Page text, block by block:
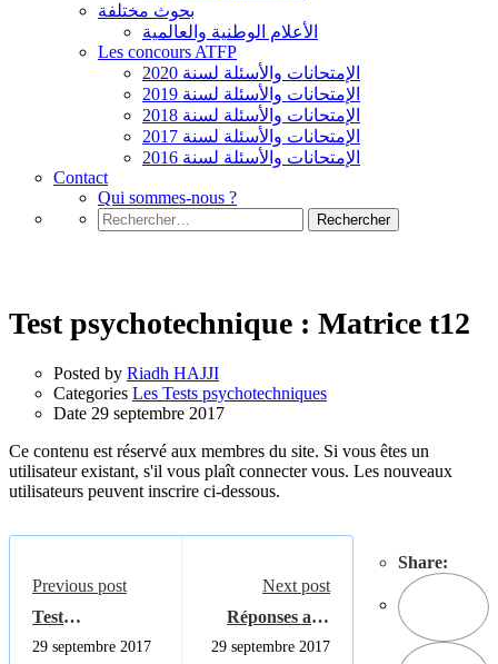
بحوث مختلفة
الأعلام الوطنية والعالمية
Les concours ATFP
الإمتحانات والأسئلة لسنة 2020
الإمتحانات والأسئلة لسنة 2019
الإمتحانات والأسئلة لسنة 2018
الإمتحانات والأسئلة لسنة 2017
الإمتحانات والأسئلة لسنة 2016
Contact
Qui sommes-nous ?
Rechercher :
Test psychotechnique : Matrice t12
Posted by Riadh HAJJI
Categories Les Tests psychotechniques
Date 29 septembre 2017
Ce contenu est réservé aux membres du site. Si vous êtes un
utilisateur existant, s'il vous plaît connecter vous. Les nouveaux
utilisateurs peuvent inscrire ci-dessous.
Share:
Previous post
Test
psychotechnique
: séries
29 septembre 2017
Next post
Réponses aux
exercices les
variables en c
29 septembre 2017